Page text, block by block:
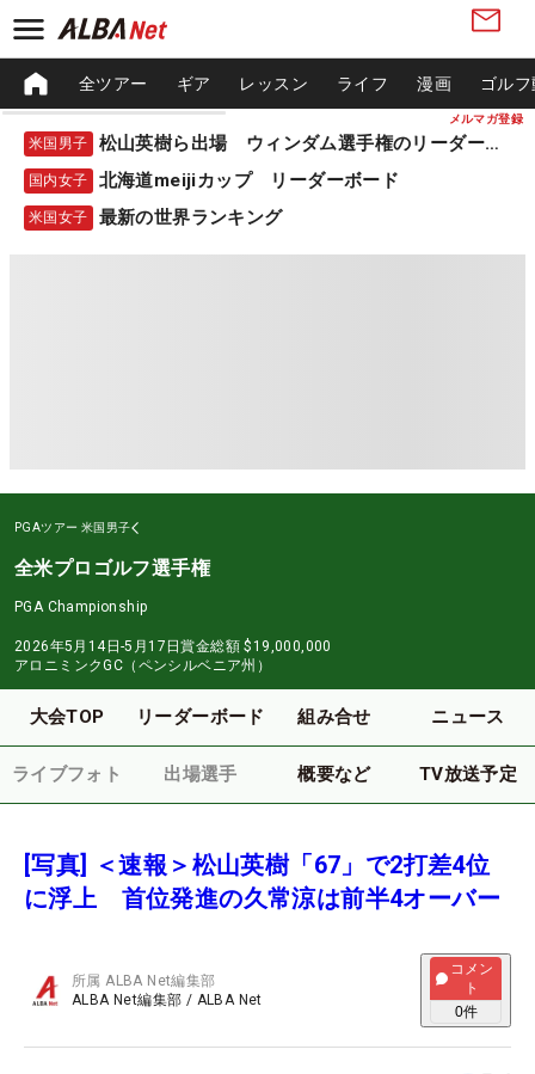
メルマガ登録
全ツアー ギア レッスン ライフ 漫画 ゴル
米国男子 松山英樹ら出場 ウィンダム選手権のリーダーボード
国内女子 北海道meijiカップ リーダーボード
米国女子 最新の世界ランキング
PGAツアー 米国男子
全米プロゴルフ選手権
PGA Championship
2026年5月14日-5月17日賞金総額 $19,000,000
アロニミンクGC（ペンシルベニア州）
大会TOP リーダーボード 組み合せ ニュース
ライブフォト 出場選手 概要など TV放送予定
[写真] ＜速報＞松山英樹「67」で2打差4位
に浮上 首位発進の久常涼は前半4オーバー
所属ALBA Net編集部
ALBA Net編集部 / ALBA Net
コメン
ト
0件